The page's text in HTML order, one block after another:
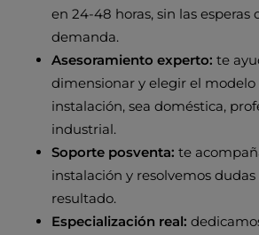
en 24-48 horas, sin las
demanda.
Asesoramiento experto: te
dimensionar y elegir el
instalación, sea doméstica,
industrial.
Soporte posventa: te
instalación y resolvemos
resultado.
Especialización real: